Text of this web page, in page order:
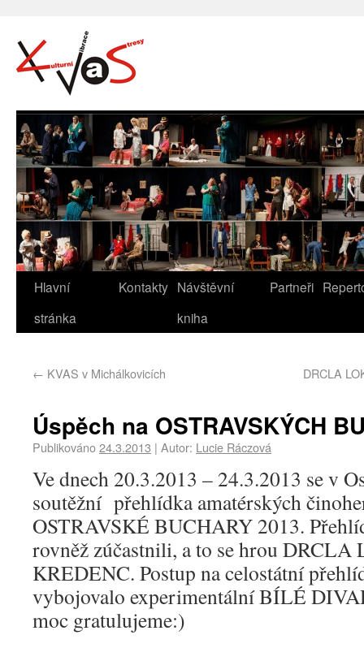
Hlavní
stránka
Kontakty Návštěvní
kniha
Partneři
← KVAS v Michálkovicích DRCLA
Úspěch na OSTRAVSKÝCH
Publikováno24.3.2013 | Autor: Lucie Ráczová
Ve dnech 20.3.2013 – 24.3.2013 se v
soutěžní přehlídka amatérských
OSTRAVSKÉ BUCHARY 2013.
rovněž zúčastnili, a to se hrou
KREDENC. Postup na celostátní
vybojovalo experimentální BÍLÉ
moc gratulujeme:)